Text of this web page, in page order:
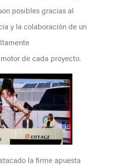
posibles gracias al
y la colaboración de un
de cada proyecto.
la firme apuesta